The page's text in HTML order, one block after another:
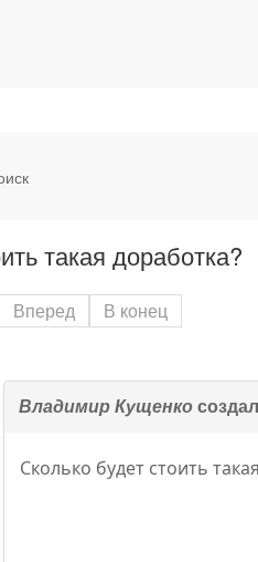
такая доработка?
Вперед В конец
Владимир Кущенко
Сколько будет стоить